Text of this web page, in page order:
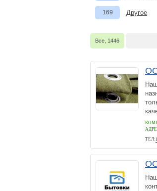
169 Другое
Все, 1446
ТЕЛ: